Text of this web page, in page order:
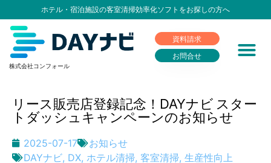
ホテル・宿泊施設の客室清掃効率化ソフトをお探しの方へ
株式会社コンフォール
資料請求
お問合せ
リース販売店登録記念！DAYナビ スター
トダッシュキャンペーン​のお知らせ
2025-07-17
お知らせ
DAYナビ, DX, ホテル清掃, 客室清掃, 生産性向上